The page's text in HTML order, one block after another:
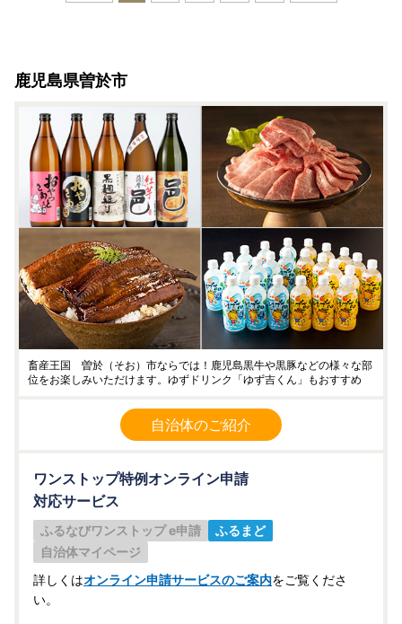
鹿児島県曽於市
畜産王国 曽於（そお）市ならでは！鹿児島黒牛や黒豚などの様々な部
位をお楽しみいただけます。ゆずドリンク「ゆず吉くん」もおすすめ
自治体のご紹介
ワンストップ特例オンライン申請
対応サービス
ふるなびワンストップ e申請
ふるまど
自治体マイページ
詳しくはオンライン申請サービスのご案内をご覧くださ
い。